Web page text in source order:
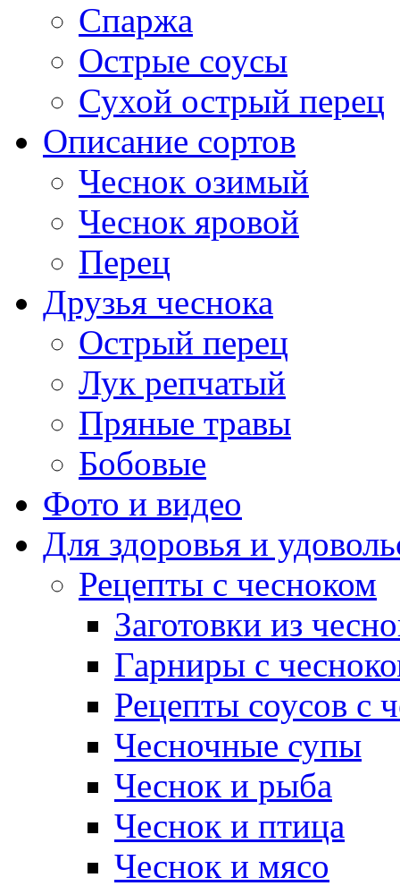
Спаржа
Острые соусы
Сухой острый перец
Описание сортов
Чеснок озимый
Чеснок яровой
Перец
Друзья чеснока
Острый перец
Лук репчатый
Пряные травы
Бобовые
Фото и видео
Для здоровья и
Рецепты с чесноком
Заготовки из
Гарниры с
Рецепты соусов с
Чесночные супы
Чеснок и рыба
Чеснок и птица
Чеснок и мясо